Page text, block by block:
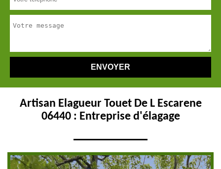
Artisan Elagueur Touet De L Escarene
06440 : Entreprise d'élagage